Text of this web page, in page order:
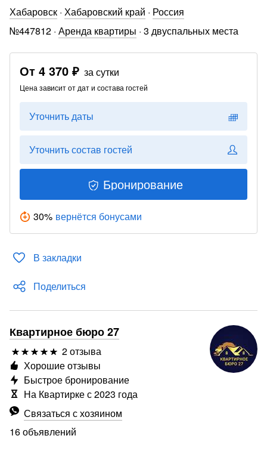
Хабаровск · Хабаровский край · Россия
№447812 · Аренда квартиры · 3 двуспальных места
От 4 370 ₽ за сутки
Цена зависит от дат и состава гостей
Уточнить даты
Уточнить состав гостей
Бронирование
30% вернётся бонусами
В закладки
Поделиться
Квартирное бюро 27
2 отзыва
Связаться с хозяином
16 объявлений
Хорошие отзывы
Быстрое бронирование
На Квартирке с 2023 года